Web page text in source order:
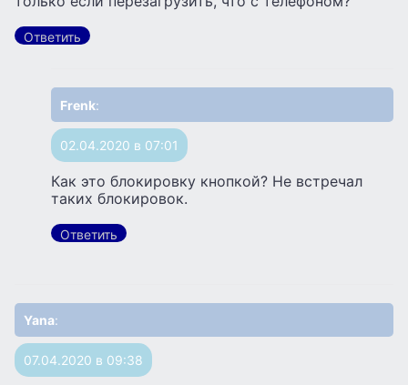
Ответить
Frenk:
02.04.2020 в 07:01
Как это блокировку кнопкой? Не встречал
таких блокировок.
Ответить
Yana:
07.04.2020 в 09:38